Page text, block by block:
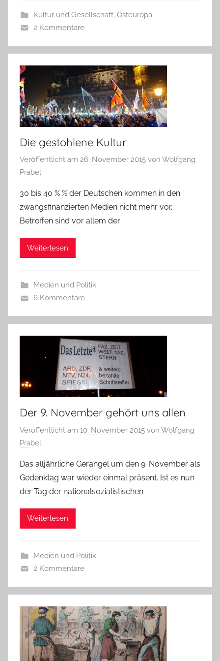
Kultur und Gesellschaft, Osteuropa
2 Kommentare
Die gestohlene Kultur
Veröffentlicht am 26. November 2015 von Wolfgang
Prabel
30 bis 40 % % der Deutschen kommen in den
zwangsfinanzierten Medien nicht mehr vor.
Betroffen sind vor allem der
Weiterlesen
Medien und Politik
6 Kommentare
Der 9. November gehört uns allen
Veröffentlicht am 10. November 2015 von Wolfgang
Prabel
Das alljährliche Gerangel um den 9. November als
Gedenktag war wieder einmal präsent. Ist es nun
der Tag der nationalsozialistischen
Weiterlesen
Medien und Politik
2 Kommentare